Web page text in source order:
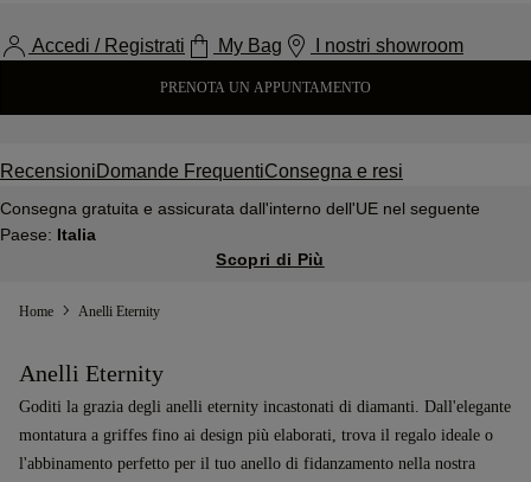
Accedi / Registrati My Bag I nostri showroom
PRENOTA UN APPUNTAMENTO
Recensioni Domande FrequentiConsegna e resi
Consegna gratuita e assicurata dall'interno dell'UE nel seguente
Paese: Italia
Scopri di Più
Home Anelli Eternity
Anelli Eternity
Goditi la grazia degli anelli eternity incastonati di diamanti. Dall'elegante
montatura a griffes fino ai design più elaborati, trova il regalo ideale o
l'abbinamento perfetto per il tuo anello di fidanzamento nella nostra